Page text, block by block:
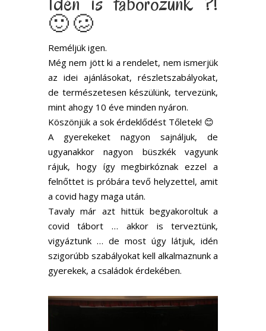
🙂 🥴
Reméljük igen.
Még nem jött ki a rendelet, nem ismerjük
az idei ajánlásokat, részletszabályokat,
de természetesen készülünk, tervezünk,
mint ahogy 10 éve minden nyáron.
Köszönjük a sok érdeklődést Tőletek!️ 😊
A gyerekeket nagyon sajnáljuk, de
ugyanakkor nagyon büszkék vagyunk
rájuk, hogy így megbirkóznak ezzel a
felnőttet is próbára tevő helyzettel, amit
a covid hagy maga után.
Tavaly már azt hittük begyakoroltuk a
covid tábort … akkor is terveztünk,
vigyáztunk … de most úgy látjuk, idén
szigorúbb szabályokat kell alkalmaznunk a
gyerekek, a családok érdekében.